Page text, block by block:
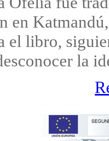
en
el libro,
la